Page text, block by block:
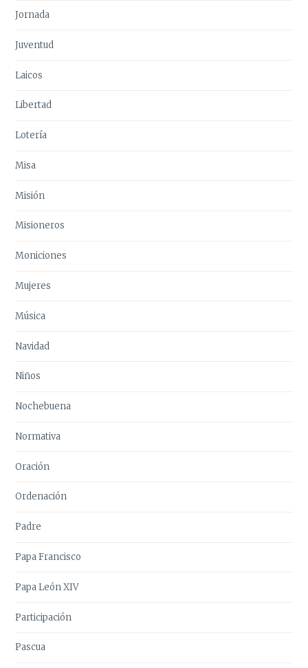
Jornada
Juventud
Laicos
Libertad
Lotería
Misa
Misión
Misioneros
Moniciones
Mujeres
Música
Navidad
Niños
Nochebuena
Normativa
Oración
Ordenación
Padre
Papa Francisco
Papa León XIV
Participación
Pascua